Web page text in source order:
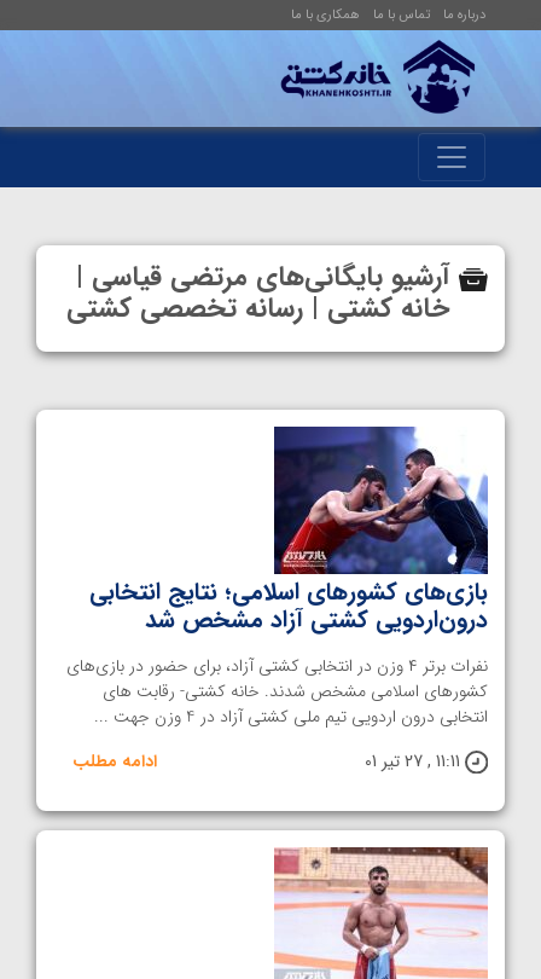
درباره ما تماس با ما همکاری با ما
آرشیو بایگانی‌های مرتضی قیاسی |
خانه کشتی | رسانه تخصصی کشتی
بازی‌های کشورهای اسلامی؛ نتایج انتخابی
درون‌اردویی کشتی آزاد مشخص شد
نفرات برتر ۴ وزن در انتخابی کشتی آزاد، برای حضور در بازی‌های
کشورهای اسلامی مشخص شدند. خانه کشتی- رقابت های
انتخابی درون اردویی تیم ملی کشتی آزاد در 4 وزن جهت ...
11:11 , 27 تیر 01
ادامه مطلب